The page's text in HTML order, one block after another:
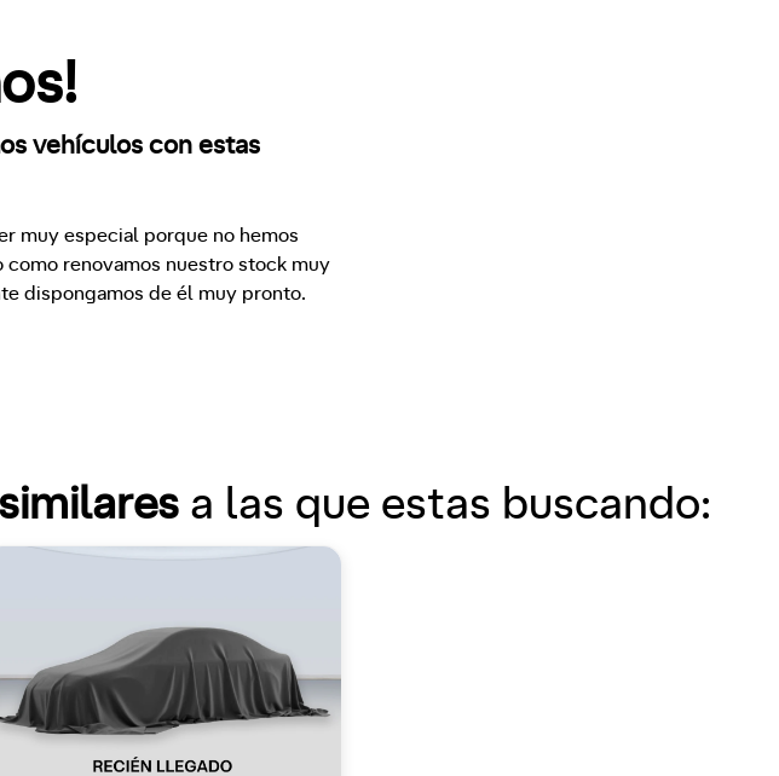
vehículos con estas
muy especial porque no hemos
como renovamos nuestro stock muy
dispongamos de él muy pronto.
a las que estas buscando: